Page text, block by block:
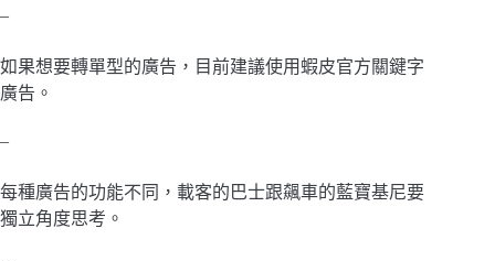
–
如果想要轉單型的廣告，目前建議使用蝦皮官方關鍵字
廣告。
–
每種廣告的功能不同，載客的巴士跟飆車的藍寶基尼要
獨立角度思考。